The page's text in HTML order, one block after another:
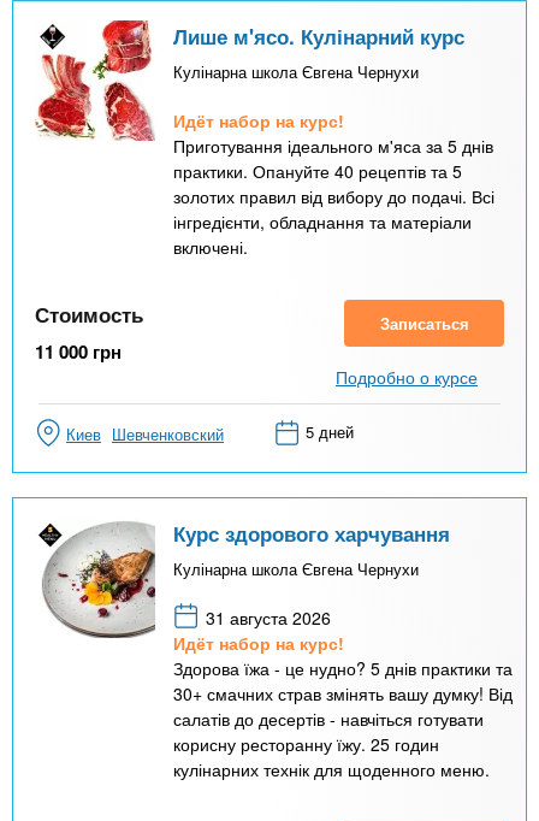
Лише м'ясо. Кулінарний курс
Кулінарна школа Євгена Чернухи
Идёт набор на курс!
Приготування ідеального м'яса за 5 днів
практики. Опануйте 40 рецептів та 5
золотих правил від вибору до подачі. Всі
інгредієнти, обладнання та матеріали
включені.
Стоимость
11 000 грн
Записаться
Подробно о курсе
Киев Шевченковский 5 дней
Курс здорового харчування
Кулінарна школа Євгена Чернухи
31 августа 2026
Идёт набор на курс!
Здорова їжа - це нудно? 5 днів практики та
30+ смачних страв змінять вашу думку! Від
салатів до десертів - навчіться готувати
корисну ресторанну їжу. 25 годин
кулінарних технік для щоденного меню.